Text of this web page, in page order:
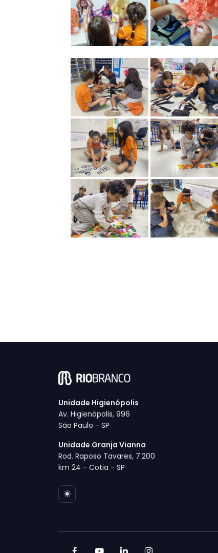
Unidade Higienópolis
Av. Higienópolis, 996
São Paulo - SP
Unidade Granja Vianna
Rod. Raposo Tavares, 7.200
km 24 - Cotia - SP